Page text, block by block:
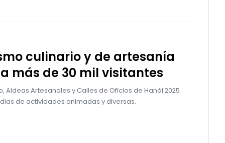
culinario y de artesanía
más de 30 mil visitantes
Aldeas Artesanales y Calles de Oficios de Hanói 2025
de actividades animadas y diversas.